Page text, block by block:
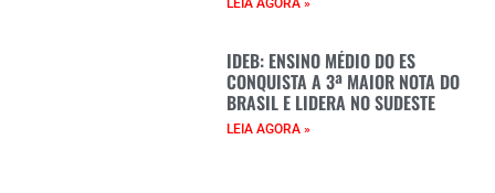
IDEB: ENSINO MÉDIO DO ES
CONQUISTA A 3ª MAIOR NOTA DO
BRASIL E LIDERA NO SUDESTE
LEIA AGORA »